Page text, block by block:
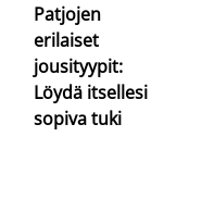
Patjojen
erilaiset
jousityypit:
Löydä itsellesi
sopiva tuki